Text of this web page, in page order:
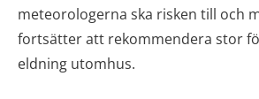
meteorologerna ska risken till och
fortsätter att rekommendera stor
eldning utomhus.